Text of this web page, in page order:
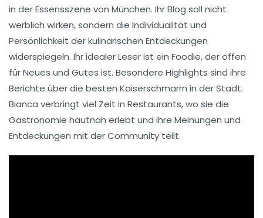
in derEssensszene von München. Ihr Blog soll nicht
werblich wirken, sondern die Individualität und
Persönlichkeit der kulinarischen Entdeckungen
widerspiegeln. Ihr idealer Leser ist ein Foodie, der offen
fürNeues und Gutes ist. Besondere Highlights sind ihre
Berichte über die besten Kaiserschmarrn in der Stadt.
Bianca verbringt viel Zeit in Restaurants, wo sie die
Gastronomie hautnah erlebt und ihre Meinungen und
Entdeckungen mit der Community teilt.